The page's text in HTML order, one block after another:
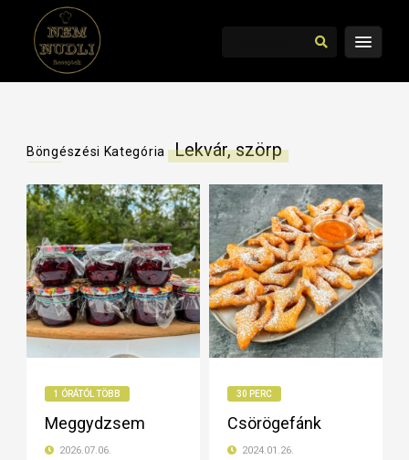
Böngészési Kategória Lekvár, szörp
1 ÓRÁTÓL TÖBB
Meggydzsem
2026.07.06.
30 PERC
Csörögefánk
2024.01.26.